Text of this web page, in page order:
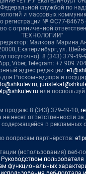
службой по
и массовых
регистрации № ФС77-84675
с ограниченной
ТЕХНОЛОГИИ"
Малкова Марина
Екатеринбург, ул.
8 (343) 379-49-
Viber, Telegram: +7 909
адрес редакции:
Роскомнадзора и
,
или
продаж: 8 (343) 379-49-10,
не несет ответственности
в рекламных
вопросам партнёрства:
(использования) веб-
Руководством пользователя
функциональных